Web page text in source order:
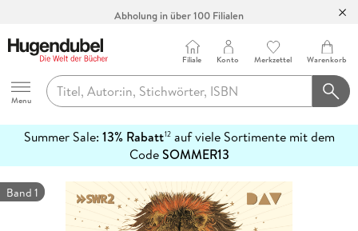
Abholung in über 100 Filialen
Hugendubel
Menu
Filiale Konto Merkzettel Warenkorb
Summer Sale: 13% Rabatt12auf viele Sortimente mit dem
CodeSOMMER13
erfahren
Band 1